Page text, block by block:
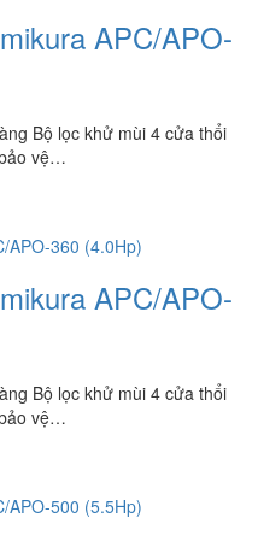
APC/APO-
Bộ lọc khử mùi 4 cửa thổi
vệ…
APC/APO-
Bộ lọc khử mùi 4 cửa thổi
vệ…